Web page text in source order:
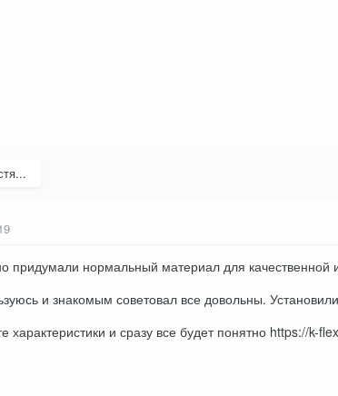
придумали нормальный материал для качественной
и знакомым советовал все довольны.
характеристики и сразу все будет понятно https://k-